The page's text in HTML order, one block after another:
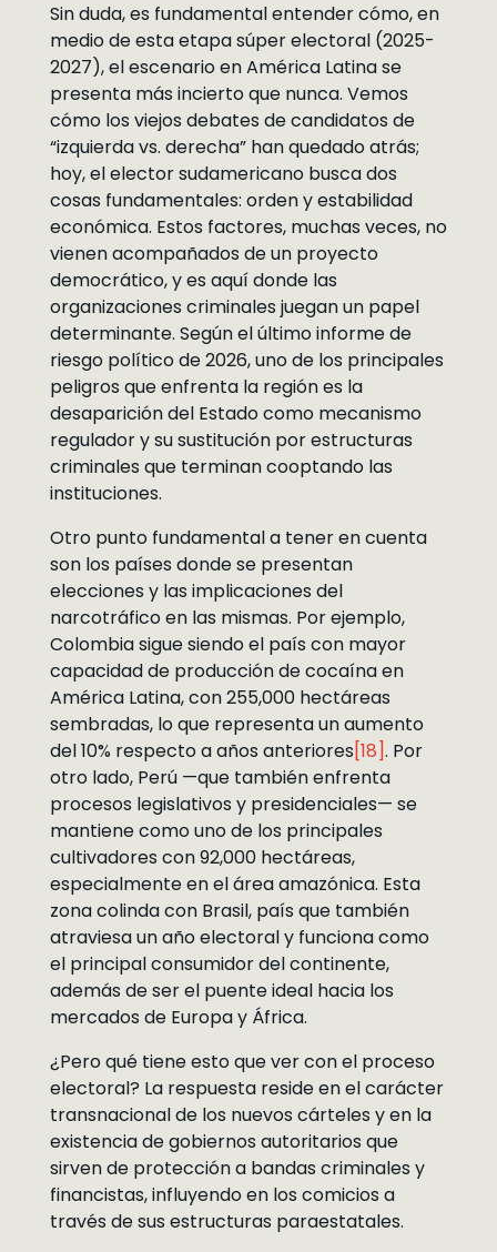
Sin duda, es fundamental entender cómo, en
medio de esta etapa súper electoral (2025-
2027), el escenario en América Latina se
presenta más incierto que nunca. Vemos
cómo los viejos debates de candidatos de
“izquierda vs. derecha” han quedado atrás;
hoy, el elector sudamericano busca dos
cosas fundamentales: orden y estabilidad
económica. Estos factores, muchas veces, no
vienen acompañados de un proyecto
democrático, y es aquí donde las
organizaciones criminales juegan un papel
determinante. Según el último informe de
riesgo político de 2026, uno de los principales
peligros que enfrenta la región es la
desaparición del Estado como mecanismo
regulador y su sustitución por estructuras
criminales que terminan cooptando las
instituciones.
Otro punto fundamental a tener en cuenta
son los países donde se presentan
elecciones y las implicaciones del
narcotráfico en las mismas. Por ejemplo,
Colombia sigue siendo el país con mayor
capacidad de producción de cocaína en
América Latina, con 255,000 hectáreas
sembradas, lo que representa un aumento
del 10% respecto a años anteriores[18]. Por
otro lado, Perú —que también enfrenta
procesos legislativos y presidenciales— se
mantiene como uno de los principales
cultivadores con 92,000 hectáreas,
especialmente en el área amazónica. Esta
zona colinda con Brasil, país que también
atraviesa un año electoral y funciona como
el principal consumidor del continente,
además de ser el puente ideal hacia los
mercados de Europa y África.
¿Pero qué tiene esto que ver con el proceso
electoral? La respuesta reside en el carácter
transnacional de los nuevos cárteles y en la
existencia de gobiernos autoritarios que
sirven de protección a bandas criminales y
financistas, influyendo en los comicios a
través de sus estructuras paraestatales.